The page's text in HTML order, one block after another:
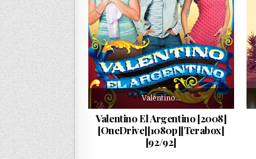
Valentino…
Valentino El Argentino [2008]
[OneDrive][1080p][Terabox]
[92/92]